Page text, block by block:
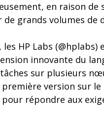
en raison de
grands volumes de
HP Labs (@hplabs)
innovante du
sur plusieurs
version sur le
répondre aux